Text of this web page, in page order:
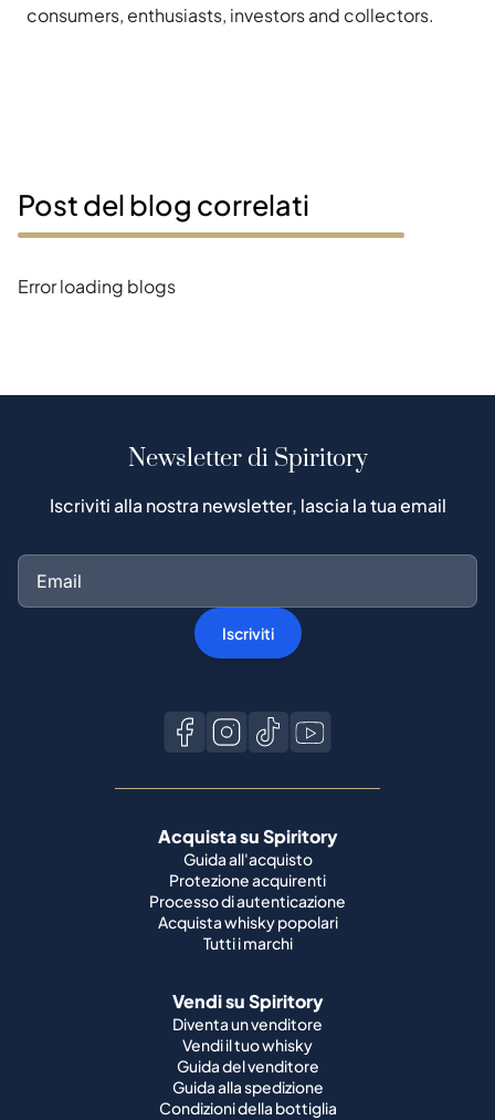
consumers, enthusiasts, investors and collectors.
Post del blog correlati
Error loading blogs
Newsletter di Spiritory
Iscriviti alla nostra newsletter, lascia la tua email
Iscriviti
Acquista su Spiritory
Guida all'acquisto
Protezione acquirenti
Processo di autenticazione
Acquista whisky popolari
Tutti i marchi
Vendi su Spiritory
Diventa un venditore
Vendi il tuo whisky
Guida del venditore
Guida alla spedizione
Condizioni della bottiglia